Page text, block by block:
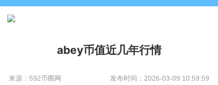
abey币值近几年行情
来源：592币圈网 发布时间：2026-03-09 10:59:59